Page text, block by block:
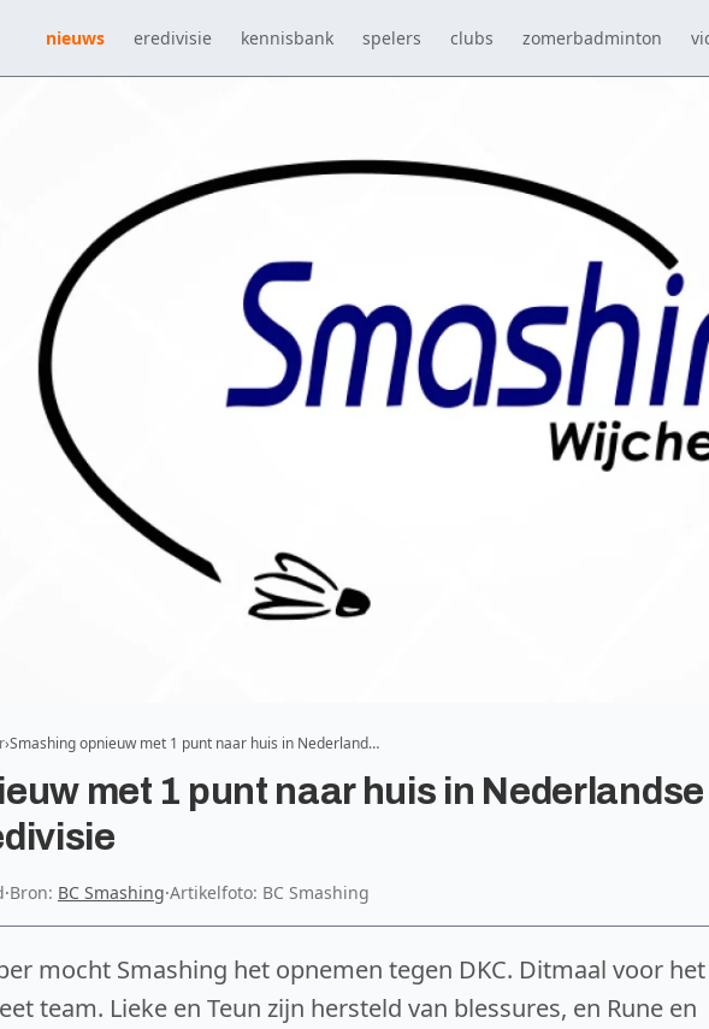
nieuws eredivisie kennisbank spelers clubs zomerbadminton
Smashing opnieuw met 1 punt naar huis in Nederland…
met 1 punt naar huis in Nederlandse
·Bron: BC Smashing·Artikelfoto: BC Smashing
mocht Smashing het opnemen tegen DKC. Ditmaal voor het
team. Lieke en Teun zijn hersteld van blessures, en Rune en